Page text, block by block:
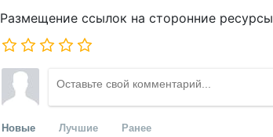
Размещение ссылок на сторонние ресурсы
Новые Лучшие Ранее